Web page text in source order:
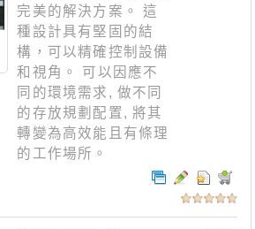
完美的解決方案。 這
種設計具有堅固的結
構，可以精確控制設備
和視角。 可以因應不
同的環境需求, 做不同
的存放規劃配置, 將其
轉變為高效能且有條理
的工作場所。